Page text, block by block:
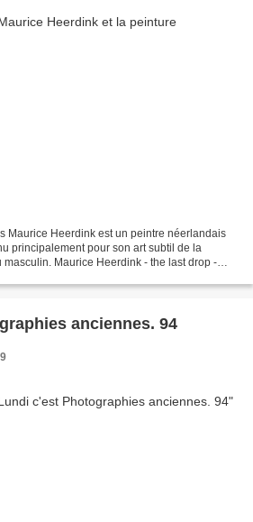
Maurice Heerdink est un peintre néerlandais
principalement pour son art subtil de la
Maurice Heerdink - the last drop -
anciennes. 94